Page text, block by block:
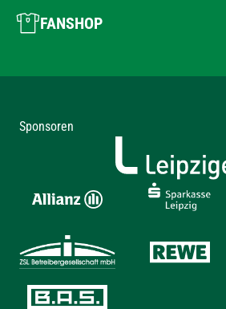
FANSHOP
Sponsoren